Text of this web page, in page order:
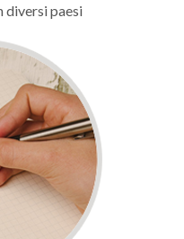
diversi paesi